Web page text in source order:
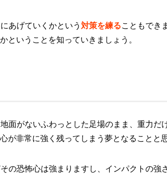
あげていくかという対策を練ることもでき
ということを知っていきましょう。
面がないふわっとした足場のまま、重力だ
が非常に強く残ってしまう夢となることと
の恐怖心は強まりますし、インパクトの強